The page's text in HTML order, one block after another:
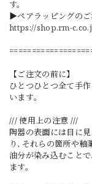
す。
▶ペアラッピングの
https://shop.rm-
【ご注文の前に】
ひとつひとつ全て手
います｡
/// 使用上の注意 ///
陶器の表面には目に
り､それらの箇所や
油分が染み込むこと
ます。